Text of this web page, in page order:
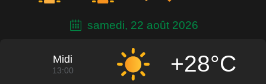
samedi, 22 août 2026
Midi
13:00 +28°C